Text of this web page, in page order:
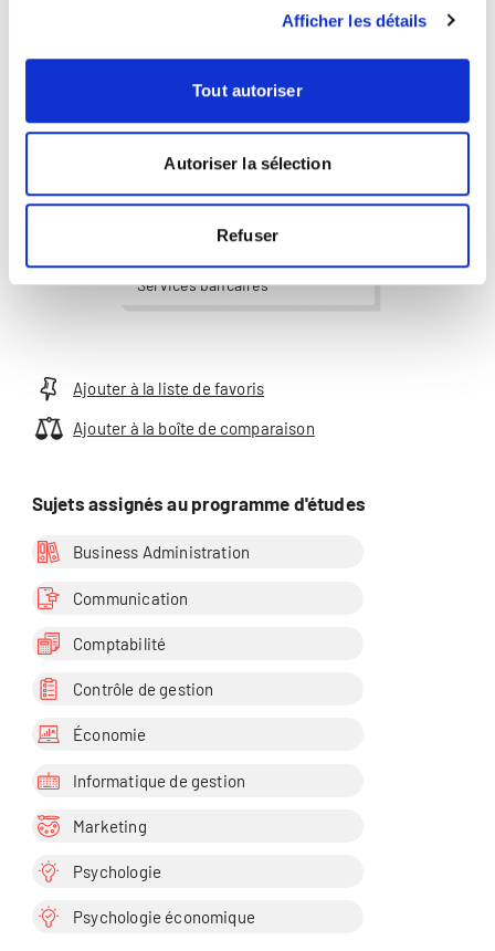
Afficher les détails
Tout autoriser
Autoriser la sélection
Refuser
Directeur Romandie
Emanuel Donhauser
Business Administration |
Économie | Psychologie |
Services bancaires
Plus
Plus
Ajouter à la liste de favoris
Ajouter à la boîte de comparaison
Sujets assignés au programme d'études
Business Administration
Communication
Comptabilité
Contrôle de gestion
Économie
Informatique de gestion
Marketing
Psychologie
Psychologie économique